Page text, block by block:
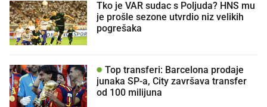
Tko je VAR sudac s Poljuda? HNS mu
je prošle sezone utvrdio niz velikih
pogrešaka
Top transferi: Barcelona prodaje
junaka SP-a, City završava transfer
od 100 milijuna